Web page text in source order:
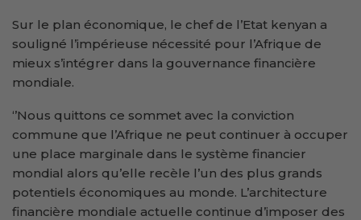
Sur le plan économique, le chef de l’Etat kenyan a
souligné l’impérieuse nécessité pour l’Afrique de
mieux s’intégrer dans la gouvernance financière
mondiale.
‘’Nous quittons ce sommet avec la conviction
commune que l’Afrique ne peut continuer à occuper
une place marginale dans le système financier
mondial alors qu’elle recèle l’un des plus grands
potentiels économiques au monde. L’architecture
financière mondiale actuelle continue d’imposer des